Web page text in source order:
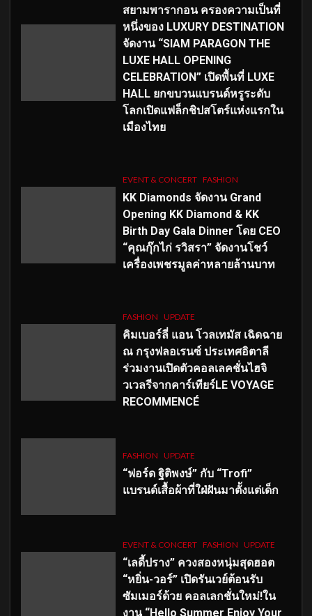
สยามพารากอน ครองความเป็นที่
หนึ่งของ LUXURY DESTINATION
จัดงาน “SIAM PARAGON THE
LUXE HALL OPENING
CELEBRATION” เปิดพื้นที่ LUXE
HALL ยกขบวนแบรนด์หรูระดับ
โลกเปิดแฟล็กชิปสโตร์แห่งแรกใน
เมืองไทย
EVENT & CONCERT FASHION
KK Diamonds จัดงาน Grand
Opening KK Diamond & KK
Birth Day Gala Dinner โดย CEO
“คุณกุ๊กไก่ รวิสรา” จัดงานโชว์
เครื่องเพชรมูลค่าหลายล้านบาท
FASHION UPDATE
คิมเบอร์ลี่ แอน โวลเทมัส เฉิดฉาย
ณ กรุงฟลอเรนซ์ ประเทศอิตาลี
ร่วมงานเปิดตัวคอลเลคชั่นไฮจิ
วเวลรีจากคาร์เทียร์LE VOYAGE
RECOMMENCÉ
FASHION UPDATE
“ฟอร์ด ฐิติพงษ์” กับ “Trofi”
แบรนด์เสื้อผ้าที่ใฝ่ฝันมาตั้งแต่เด็ก
EVENT & CONCERT FASHION UPDATE
“เลดี้ปราง” ควงสองหนุ่มสุดฮอต
“หยิ่น-วอร์” เปิดรันเวย์ต้อนรับ
ซัมเมอร์ด้วย คอลเลกชั่นใหม่!ใน
งาน “Hello Summer Enjoy Your